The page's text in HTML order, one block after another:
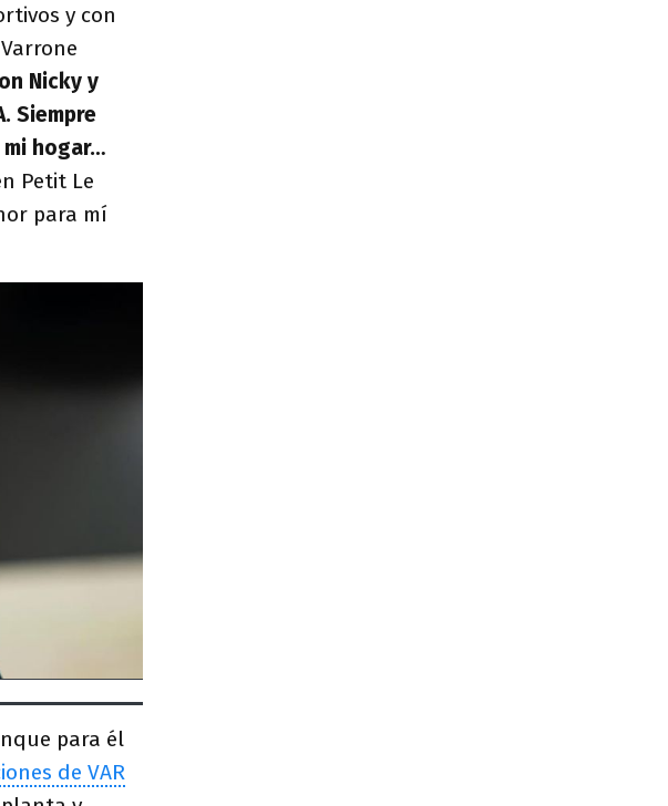
y con
Nicky y
Siempre
hogar…
Petit Le
para mí
para él
de VAR